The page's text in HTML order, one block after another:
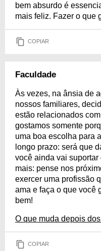
bem absurdo é
mais feliz. Fazer o que
COPIAR
Faculdade
Às vezes, na ânsia de
nossos familiares,
estão relacionados
gostamos somente
uma boa escolha para
longo prazo: será que
você ainda vai
mais: pense nos
exercer uma profissão
ama e faça o que você
bem!
O que muda depois
COPIAR